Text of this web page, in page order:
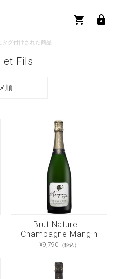
タグ付けされた商品
et Fils
Brut Nature –
Champagne Mangin
¥9,790 （税込）